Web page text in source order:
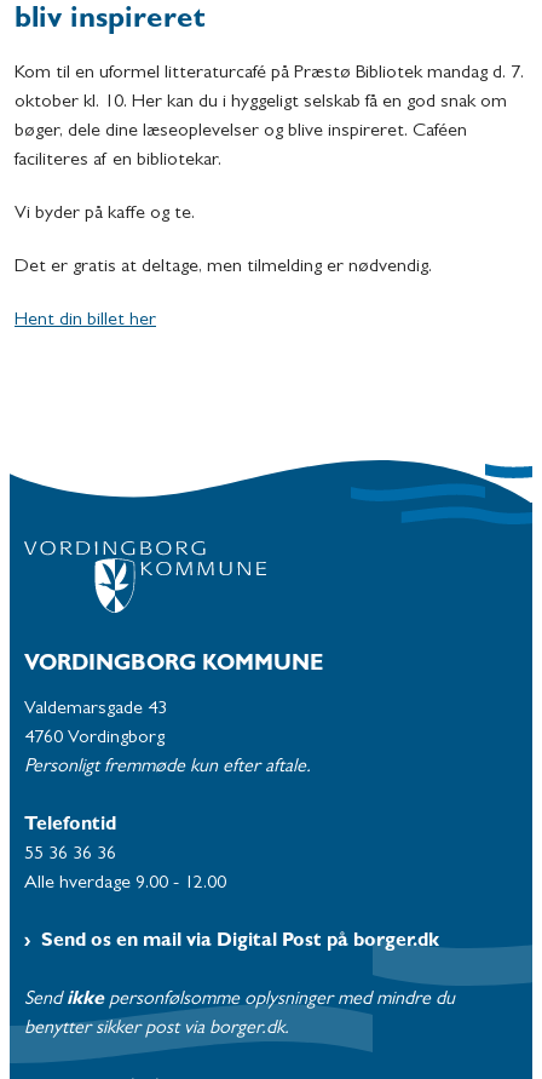
bliv inspireret
Kom til en uformel litteraturcafé på Præstø Bibliotek mandag d. 7.
oktober kl. 10. Her kan du i hyggeligt selskab få en god snak om
bøger, dele dine læseoplevelser og blive inspireret. Caféen
faciliteres af en bibliotekar.
Vi byder på kaffe og te.
Det er gratis at deltage, men tilmelding er nødvendig.
Hent din billet her
VORDINGBORG KOMMUNE
Valdemarsgade 43
4760 Vordingborg
Personligt fremmøde kun efter aftale.
Telefontid
55 36 36 36
Alle hverdage 9.00 - 12.00
Send os en mail via Digital Post på borger.dk
Send ikke personfølsomme oplysninger med mindre du
benytter sikker post via borger.dk.